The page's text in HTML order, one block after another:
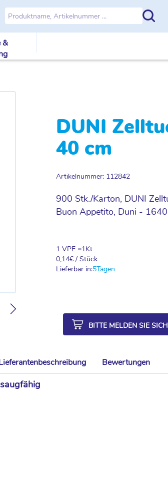
&
DUNI
40 cm
Artikelnummer: 112842
900 Stk./Karton, DUNI
Buon Appetito, Duni -
1 VPE =1Kt
0,14€ / Stück
Lieferbar in:5Tagen
BITTE MELDEN SIE
Bewertungen